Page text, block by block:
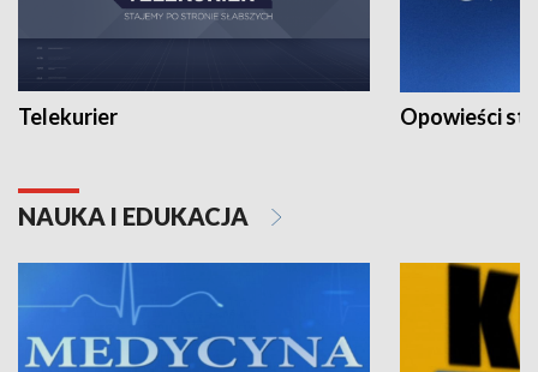
Telekurier Opowieści
NAUKA I EDUKACJA